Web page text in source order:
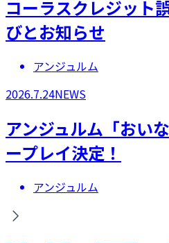
コーラスクレジット
びとお知らせ
アンジュルム
2026.7.24NEWS
アンジュルム「おい
ープレイ決定！
アンジュルム